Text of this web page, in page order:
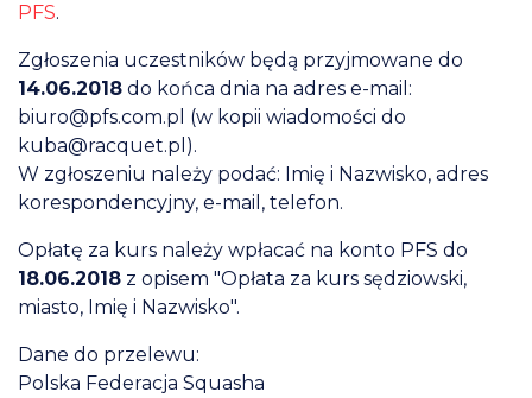
PFS.
Zgłoszenia uczestników będą przyjmowane do
14.06.2018 do końca dnia na adres e-mail:
biuro@pfs.com.pl (w kopii wiadomości do
kuba@racquet.pl).
W zgłoszeniu należy podać: Imię i Nazwisko, adres
korespondencyjny, e-mail, telefon.
Opłatę za kurs należy wpłacać na konto PFS do
18.06.2018 z opisem "Opłata za kurs sędziowski,
miasto, Imię i Nazwisko".
Dane do przelewu:
Polska Federacja Squasha